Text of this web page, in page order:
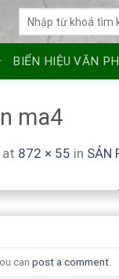
BIỂN HIỆU VĂN
ma4
at 872 × 55 in SẢN
can post a comment